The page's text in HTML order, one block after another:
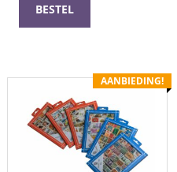
BESTEL
AANBIEDING!